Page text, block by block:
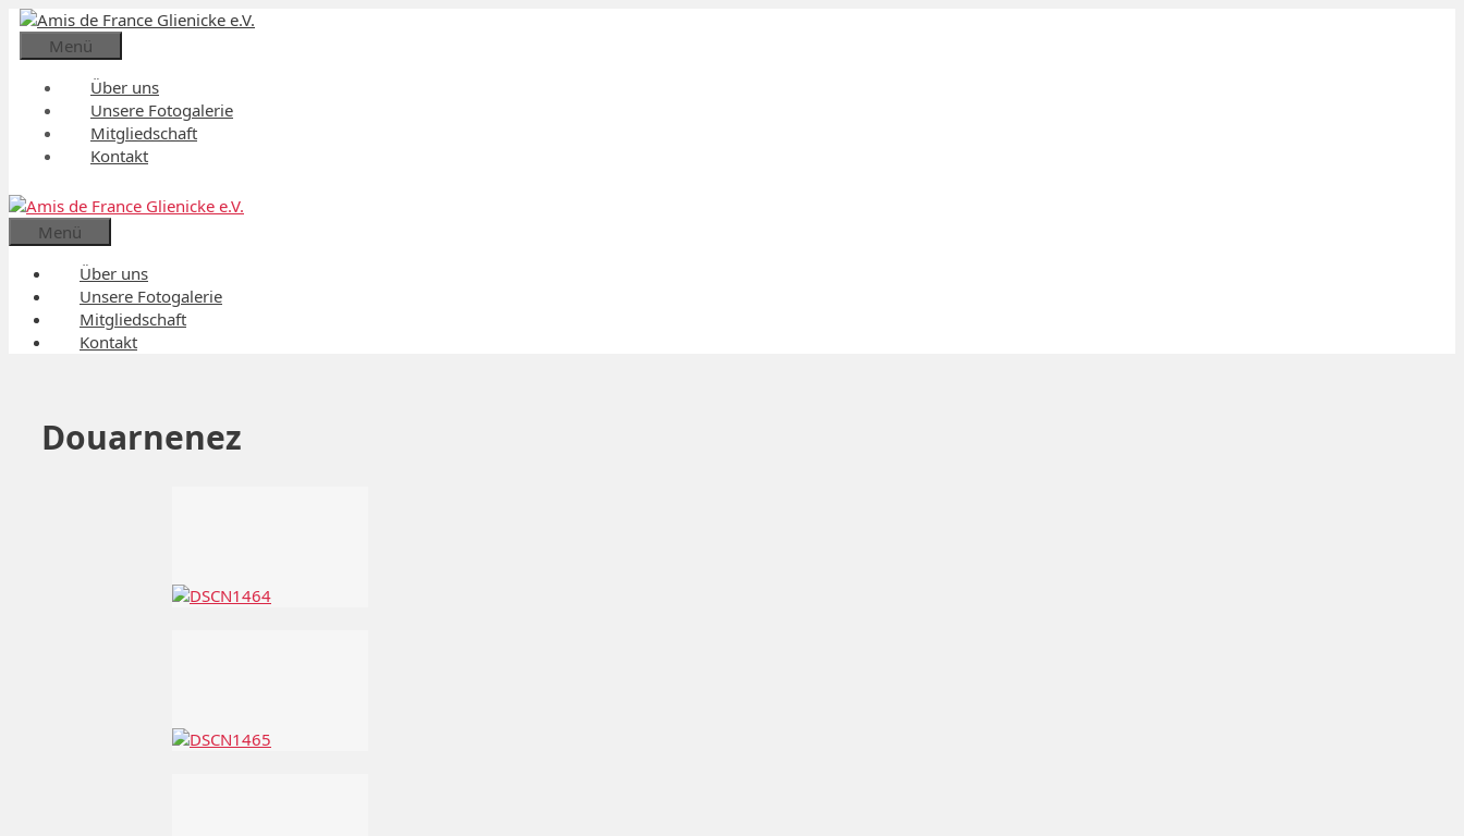
Zum
springen
Menü
Über uns
Unsere Fotogalerie
Mitgliedschaft
Kontakt
Menü
Über uns
Unsere Fotogalerie
Mitgliedschaft
Kontakt
Douarnenez